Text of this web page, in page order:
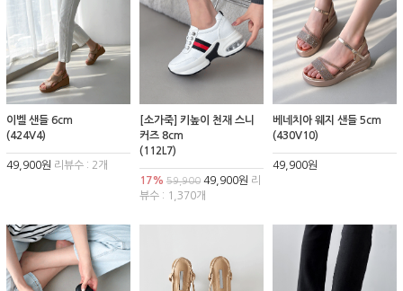
이벨 샌들 6cm
(424V4)
49,900원 리뷰수 : 2개
[소가죽] 키높이 천재 스니
커즈 8cm
(112L7)
17% 59,90049,900원 리
뷰수 : 1,370개
베네치아 웨지 샌들 5cm
(430V10)
49,900원